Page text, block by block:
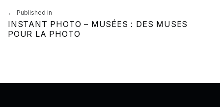
Navigation de l’article
Published in
INSTANT PHOTO – MUSÉES : DES MUSES
POUR LA PHOTO